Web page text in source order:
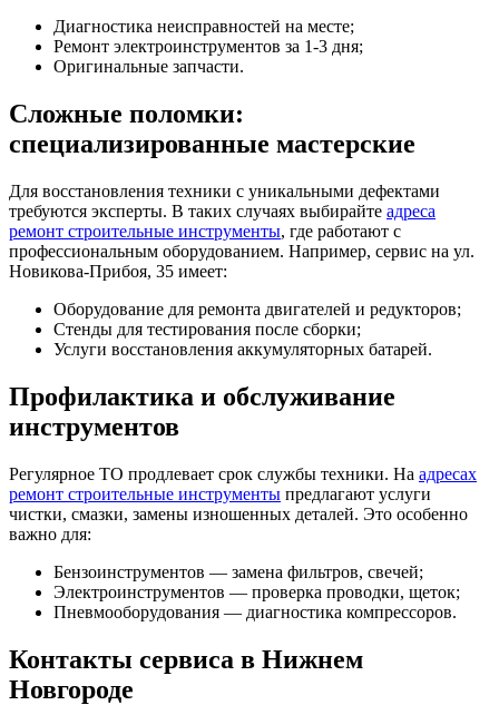
Диагностика неисправностей на месте;
Ремонт электроинструментов за 1-3 дня;
Оригинальные запчасти.
Сложные поломки:
специализированные мастерские
Для восстановления техники с уникальными дефектами
требуются эксперты. В таких случаях выбирайте адреса
ремонт строительные инструменты, где работают с
профессиональным оборудованием. Например, сервис на ул.
Новикова-Прибоя, 35 имеет:
Оборудование для ремонта двигателей и редукторов;
Стенды для тестирования после сборки;
Услуги восстановления аккумуляторных батарей.
Профилактика и обслуживание
инструментов
Регулярное ТО продлевает срок службы техники. На адресах
ремонт строительные инструменты предлагают услуги
чистки, смазки, замены изношенных деталей. Это особенно
важно для:
Бензоинструментов — замена фильтров, свечей;
Электроинструментов — проверка проводки, щеток;
Пневмооборудования — диагностика компрессоров.
Контакты сервиса в Нижнем
Новгороде